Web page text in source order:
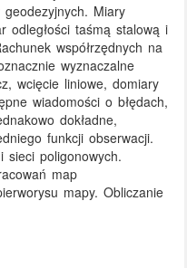
Miary
odległości taśmą stalową i
współrzędnych na
wyznaczalne
wcięcie liniowe, domiary
wiadomości o błędach,
dokładne,
funkcji obserwacji.
sieci poligonowych.
map
mapy. Obliczanie